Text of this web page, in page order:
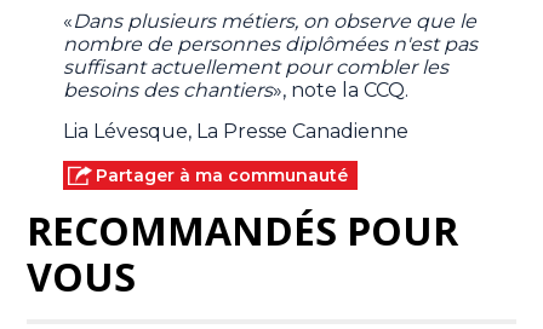
«Dans plusieurs métiers, on observe que le
nombre de personnes diplômées n'est pas
suffisant actuellement pour combler les
besoins des chantiers», note la CCQ.
Lia Lévesque, La Presse Canadienne
Partager à ma communauté
RECOMMANDÉS POUR
VOUS